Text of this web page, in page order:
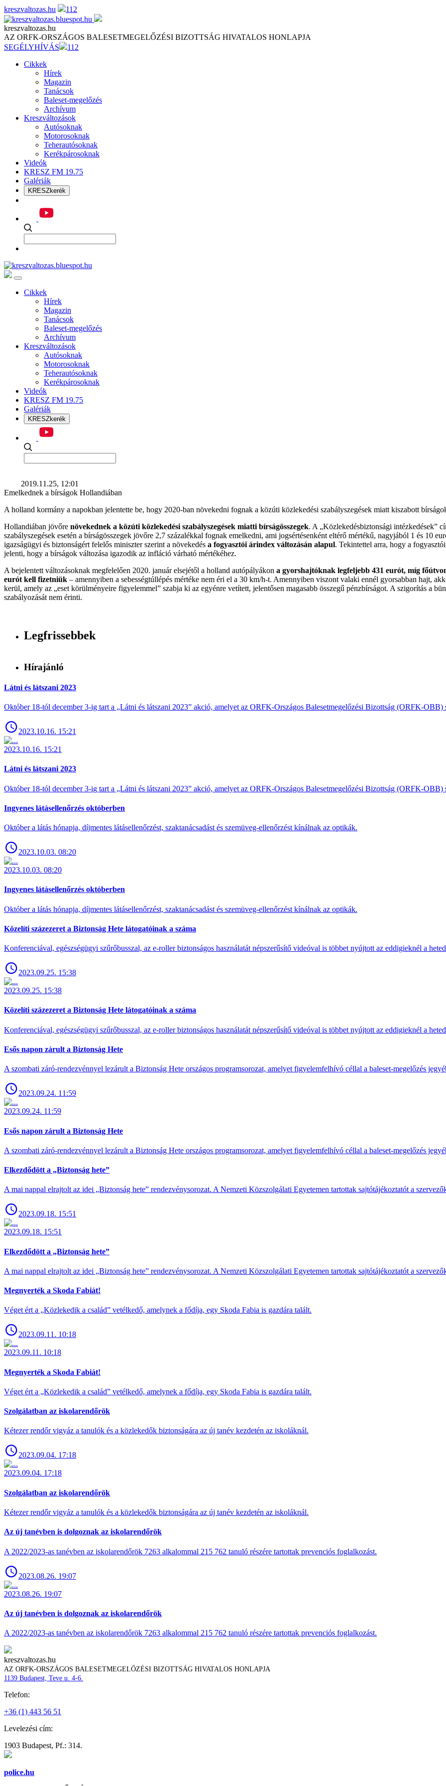
Skip
to
content
kreszvaltozas.hu 112
kreszvaltozas.hu
AZ ORFK-ORSZÁGOS BALESETMEGELŐZÉSI BIZOTTSÁG HIVATALOS HONLAPJA
SEGÉLYHÍVÁS
112
Cikkek
Hírek
Magazin
Tanácsok
Baleset-megelőzés
Archívum
Kreszváltozások
Autósoknak
Motorosoknak
Teherautósoknak
Kerékpárosoknak
Videók
KRESZ FM 19.75
Galériák
KRESZkerék
Cikkek
Hírek
Magazin
Tanácsok
Baleset-megelőzés
Archívum
Kreszváltozások
Autósoknak
Motorosoknak
Teherautósoknak
Kerékpárosoknak
Videók
KRESZ FM 19.75
Galériák
KRESZkerék
2019.11.25, 12:01
Emelkednek a bírságok Hollandiában
A holland kormány a napokban jelentette be, hogy 2020-ban növekedni fognak a közúti közlekedési szabályszegések miatt kiszabott
Hollandiában jövőre növekednek a közúti közlekedési szabályszegések miatti bírságösszegek. A „Közlekedésbiztonsági intézkedések”
szabályszegések esetén a bírságösszegek jövőre 2,7 százalékkal fognak emelkedni, ami jogsértésenként eltérő mértékű, nagyjából 1 és 10
igazságügyi és biztonságért felelős miniszter szerint a növekedés a fogyasztói árindex változásán alapul. Tekintettel arra, hogy a
jelenti, hogy a bírságok változása igazodik az infláció várható mértékéhez.
A bejelentett változásoknak megfelelően 2020. január elsejétől a holland autópályákon a gyorshajtóknak legfeljebb 431 eurót, míg
eurót kell fizetniük – amennyiben a sebességtúllépés mértéke nem éri el a 30 km/h-t. Amennyiben viszont valaki ennél gyorsabban hajt,
kerül, amely az „eset körülményeire figyelemmel” szabja ki az egyénre vetített, jelentősen magasabb összegű pénzbírságot. A szigorítás a
szabályozását nem érinti.
Legfrissebbek
Hírajánló
Látni és látszani 2023
Október 18-tól december 3-ig tart a „Látni és látszani 2023” akció, amelyet az ORFK-Országos Balesetmegelőzési Bizottság (ORFK-OBB)
2023.10.16. 15:21
2023.10.16. 15:21
Látni és látszani 2023
Október 18-tól december 3-ig tart a „Látni és látszani 2023” akció, amelyet az ORFK-Országos Balesetmegelőzési Bizottság (ORFK-OBB)
Ingyenes látásellenőrzés októberben
Október a látás hónapja, díjmentes látásellenőrzést, szaktanácsadást és szemüveg-ellenőrzést kínálnak az optikák.
2023.10.03. 08:20
2023.10.03. 08:20
Ingyenes látásellenőrzés októberben
Október a látás hónapja, díjmentes látásellenőrzést, szaktanácsadást és szemüveg-ellenőrzést kínálnak az optikák.
Közelíti százezeret a Biztonság Hete látogatóinak a száma
Konferenciával, egészségügyi szűrőbusszal, az e-roller biztonságos használatát népszerűsítő videóval is többet nyújtott az eddigieknél a
2023.09.25. 15:38
2023.09.25. 15:38
Közelíti százezeret a Biztonság Hete látogatóinak a száma
Konferenciával, egészségügyi szűrőbusszal, az e-roller biztonságos használatát népszerűsítő videóval is többet nyújtott az eddigieknél a
Esős napon zárult a Biztonság Hete
A szombati záró-rendezvénnyel lezárult a Biztonság Hete országos programsorozat, amelyet figyelemfelhívó céllal a baleset-megelőzés
2023.09.24. 11:59
2023.09.24. 11:59
Esős napon zárult a Biztonság Hete
A szombati záró-rendezvénnyel lezárult a Biztonság Hete országos programsorozat, amelyet figyelemfelhívó céllal a baleset-megelőzés
Elkezdődött a „Biztonság hete”
A mai nappal elrajtolt az idei „Biztonság hete” rendezvénysorozat. A Nemzeti Közszolgálati Egyetemen tartottak sajtótájékoztatót a
2023.09.18. 15:51
2023.09.18. 15:51
Elkezdődött a „Biztonság hete”
A mai nappal elrajtolt az idei „Biztonság hete” rendezvénysorozat. A Nemzeti Közszolgálati Egyetemen tartottak sajtótájékoztatót a
Megnyerték a Skoda Fabiát!
Véget ért a „Közlekedik a család” vetélkedő, amelynek a fődíja, egy Skoda Fabia is gazdára talált.
2023.09.11. 10:18
2023.09.11. 10:18
Megnyerték a Skoda Fabiát!
Véget ért a „Közlekedik a család” vetélkedő, amelynek a fődíja, egy Skoda Fabia is gazdára talált.
Szolgálatban az iskolarendőrök
Kétezer rendőr vigyáz a tanulók és a közlekedők biztonságára az új tanév kezdetén az iskoláknál.
2023.09.04. 17:18
2023.09.04. 17:18
Szolgálatban az iskolarendőrök
Kétezer rendőr vigyáz a tanulók és a közlekedők biztonságára az új tanév kezdetén az iskoláknál.
Az új tanévben is dolgoznak az iskolarendőrök
A 2022/2023-as tanévben az iskolarendőrök 7263 alkalommal 215 762 tanuló részére tartottak prevenciós foglalkozást.
2023.08.26. 19:07
2023.08.26. 19:07
Az új tanévben is dolgoznak az iskolarendőrök
A 2022/2023-as tanévben az iskolarendőrök 7263 alkalommal 215 762 tanuló részére tartottak prevenciós foglalkozást.
kreszvaltozas.hu
AZ ORFK-ORSZÁGOS BALESETMEGELŐZÉSI BIZOTTSÁG HIVATALOS HONLAPJA
1139 Budapest, Teve u. 4-6.
Telefon:
+36 (1) 443 56 51
Levelezési cím:
1903 Budapest, Pf.: 314.
police.hu